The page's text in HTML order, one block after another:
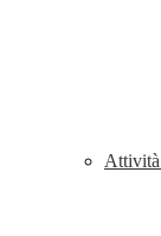
Attività